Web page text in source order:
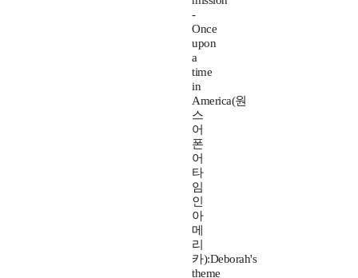
-
Once
upon
a
time
in
America(원
스
어
폰
어
타
임
인
아
메
리
카):Deborah's
theme